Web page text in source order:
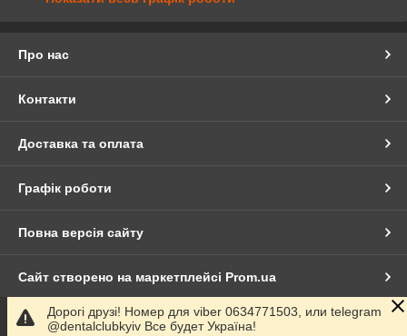
Про нас
Контакти
Доставка та оплата
Графік роботи
Повна версія сайту
Сайт створено на маркетплейсі Prom.ua
Політика конфіденційності
Дорогі друзі! Номер для viber 0634771503, или telegram
@dentalclubkyiv Все будет Україна!